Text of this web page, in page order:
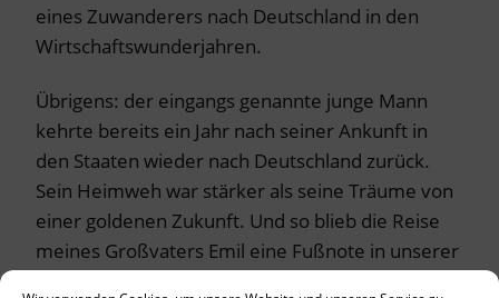
eines Zuwanderers nach Deutschland in den
Wirtschaftswunderjahren.
Übrigens: der eingangs genannte junge Mann
kehrte bereits ein Jahr nach seiner Ankunft in
den Staaten wieder nach Deutschland zurück.
Sein Heimweh war stärker als seine Träume von
einer goldenen Zukunft. Und so blieb die Reise
meines Großvaters Emil eine Fußnote in unserer